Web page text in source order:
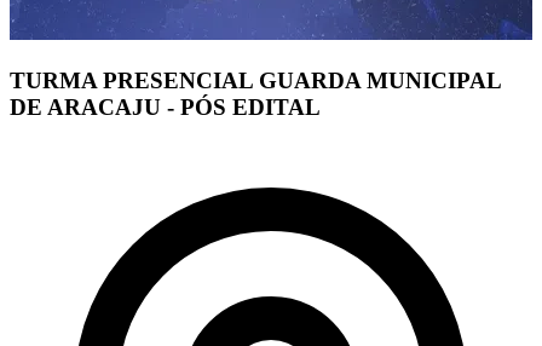
TURMA PRESENCIAL GUARDA MUNICIPAL
DE ARACAJU - PÓS EDITAL